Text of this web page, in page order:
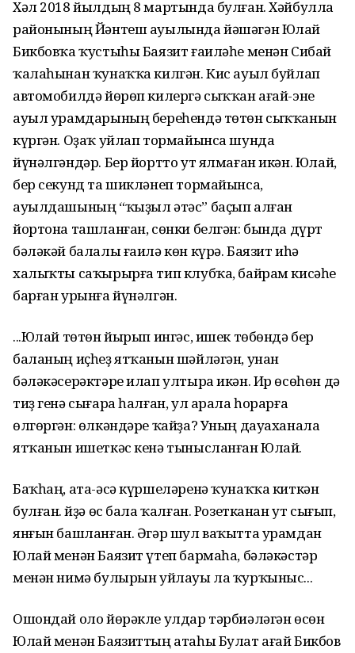
Хәл 2018 йылдың 8 мартында булған. Хәйбулла
районының Йәнтеш ауылында йәшәгән Юлай
Бикбовҡа ҡустыһы Баязит ғаиләһе менән Сибай
ҡалаһынан ҡунаҡҡа килгән. Кис ауыл буйлап
автомобилдә йөрөп килергә сыҡҡан ағай-эне
ауыл урамдарының береһендә төтөн сыҡҡанын
күргән. Оҙаҡ уйлап тормайынса шунда
йүнәлгәндәр. Бер йортто ут ялмаған икән. Юлай,
бер секунд та шикләнеп тормайынса,
ауылдашының “ҡыҙыл әтәс” баҫып алған
йортона ташланған, сөнки белгән: бында дүрт
бәләкәй балалы ғаилә көн күрә. Баязит иһә
халыҡты саҡырырға тип клубҡа, байрам кисәһе
барған урынға йүнәлгән.
...Юлай төтөн йырып ингәс, ишек төбөндә бер
баланың иҫһеҙ ятҡанын шәйләгән, унан
бәләкәсерәктәре илап ултыра икән. Ир өсөһөн дә
тиҙ генә сығара һалған, ул арала һорарға
өлгөргән: өлкәндәре ҡайҙа? Уның дауаханала
ятҡанын ишеткәс кенә тынысланған Юлай.
Баҡһаң, ата-әсә күршеләренә ҡунаҡҡа киткән
булған. Өйҙә өс бала ҡалған. Розетканан ут сығып,
янғын башланған. Әгәр шул ваҡытта урамдан
Юлай менән Баязит үтеп бармаһа, бәләкәстәр
менән нимә булырын уйлауы ла ҡурҡыныс...
Ошондай оло йөрәкле улдар тәрбиәләгән өсөн
Юлай менән Баязиттың атаһы Булат ағай Бикбов